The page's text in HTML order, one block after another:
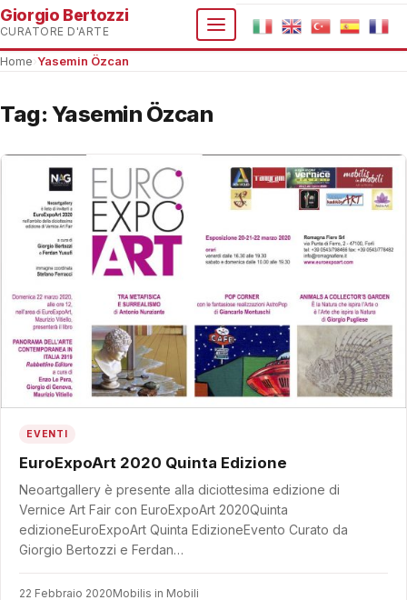
Giorgio Bertozzi
CURATORE D'ARTE
Home Yasemin Özcan
Tag: Yasemin Özcan
EVENTI
EuroExpoArt 2020 Quinta Edizione
Neoartgallery è presente alla diciottesima edizione di
Vernice Art Fair con EuroExpoArt 2020Quinta
edizioneEuroExpoArt Quinta EdizioneEvento Curato da
Giorgio Bertozzi e Ferdan…
22 Febbraio 2020Mobilis in Mobili